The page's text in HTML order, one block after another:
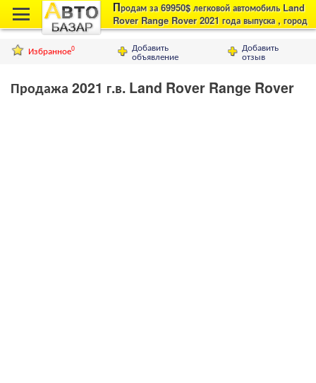
Продам за 69950$ легковой автомобиль Land
Rover Range Rover 2021 года выпуска , город
Львов
Добавить
отзыв
Добавить
объявление
Избранное0
Продажа 2021 г.в. Land Rover Range Rover